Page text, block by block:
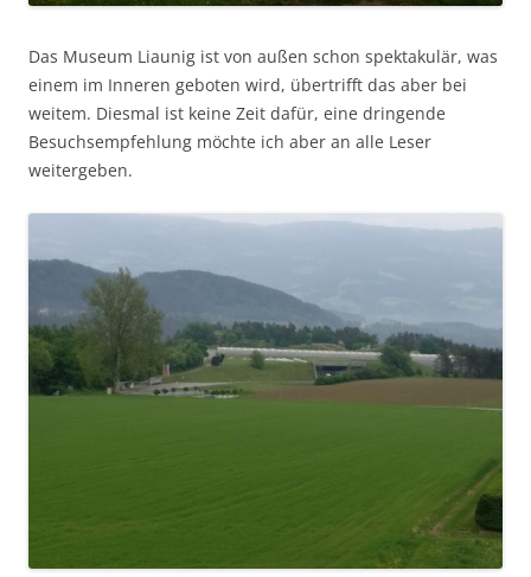
Das Museum Liaunig ist von außen schon spektakulär, was
einem im Inneren geboten wird, übertrifft das aber bei
weitem. Diesmal ist keine Zeit dafür, eine dringende
Besuchsempfehlung möchte ich aber an alle Leser
weitergeben.